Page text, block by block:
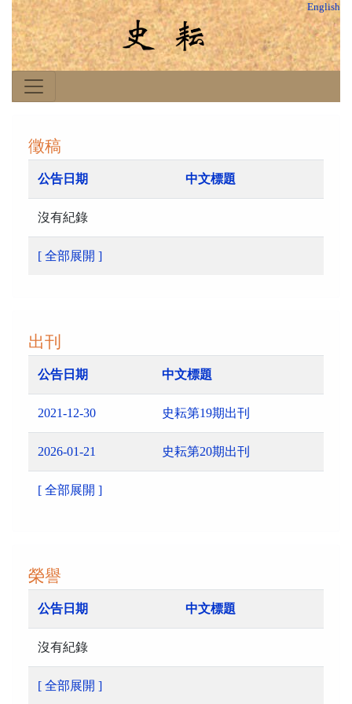
English
徵稿
公告日期 中文標題
沒有紀錄
[ 全部展開 ]
出刊
公告日期 中文標題
2021-12-30 史耘第19期出刊
2026-01-21 史耘第20期出刊
[ 全部展開 ]
榮譽
公告日期 中文標題
沒有紀錄
[ 全部展開 ]